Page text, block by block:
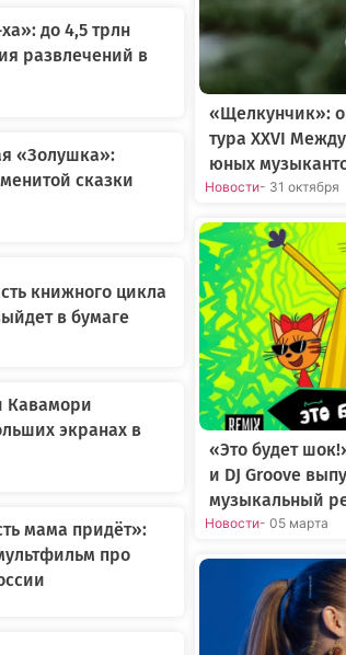
до 4,5 трлн
развлечений в
«Золушка»:
сказки
книжного цикла
в бумаге
Кавамори
экранах в
мама придёт»:
про
«Щелкунчик»:
тура XXVI
юных
Новости- 31 октября
«Это будет
и DJ Groove
музыкальный
Новости- 05 марта